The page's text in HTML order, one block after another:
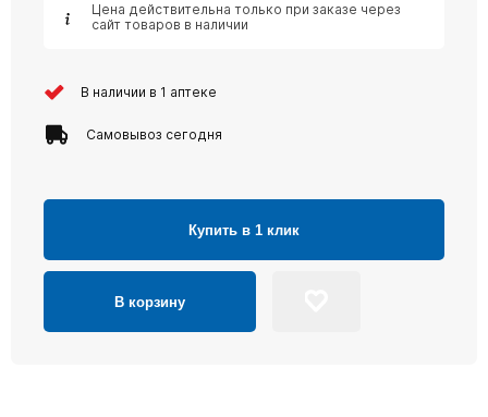
Цена действительна только при заказе через
сайт товаров в наличии
В наличии в 1 аптеке
Самовывоз сегодня
Купить в 1 клик
В корзину